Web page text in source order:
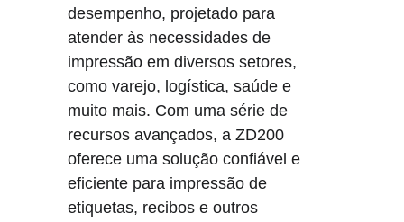
desempenho, projetado para
atender às necessidades de
impressão em diversos setores,
como varejo, logística, saúde e
muito mais. Com uma série de
recursos avançados, a ZD200
oferece uma solução confiável e
eficiente para impressão de
etiquetas, recibos e outros